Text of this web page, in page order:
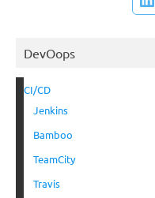
DevOops
CI/CD
Jenkins
Bamboo
TeamCity
Travis